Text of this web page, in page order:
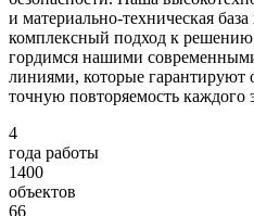
и материально-техническая
комплексный подход к
гордимся нашими
линиями, которые гарантируют
точную повторяемость каждого
4
года работы
1400
объектов
66